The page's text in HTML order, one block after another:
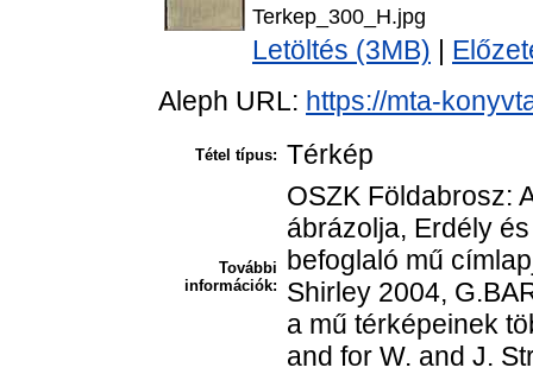
Terkep_300_H.jpg
Letöltés (3MB)
Aleph URL: https://mta-
Tétel típus: Térkép
További
információk:
OSZK Földabrosz:
ábrázolja, Erdély
befoglaló mű
Shirley 2004,
a mű térképeinek
and for W. and J.